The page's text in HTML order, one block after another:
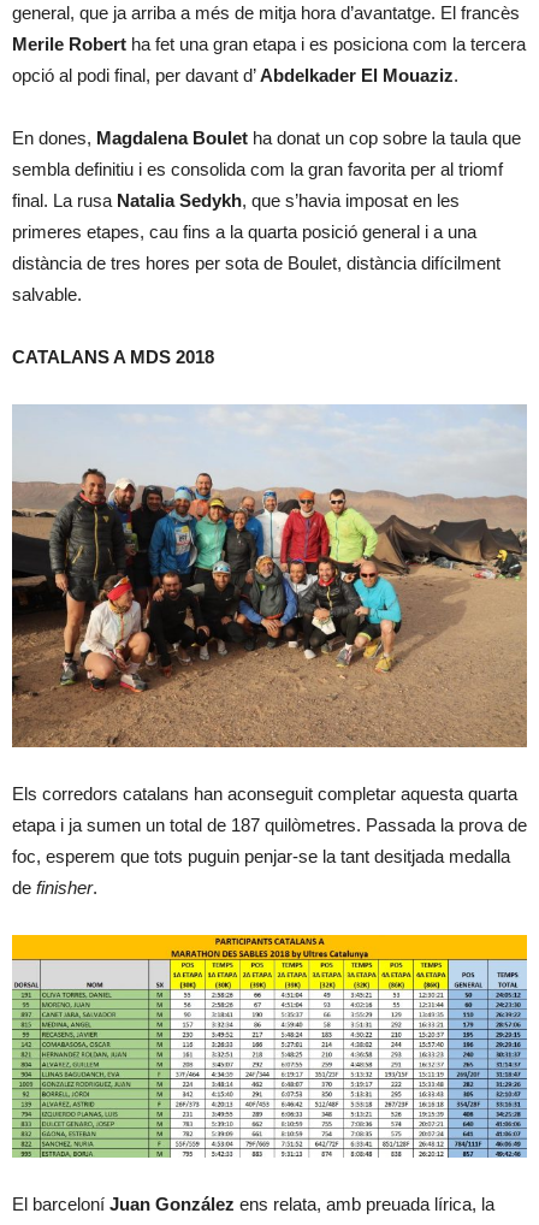
general, que ja arriba a més de mitja hora d’avantatge. El francès
Merile Robert ha fet una gran etapa i es posiciona com la tercera
opció al podi final, per davant d’Abdelkader El Mouaziz.
En dones, Magdalena Boulet ha donat un cop sobre la taula que
sembla definitiu i es consolida com la gran favorita per al triomf
final. La rusa Natalia Sedykh, que s’havia imposat en les
primeres etapes, cau fins a la quarta posició general i a una
distància de tres hores per sota de Boulet, distància difícilment
salvable.
CATALANS A MDS 2018
Els corredors catalans han aconseguit completar aquesta quarta
etapa i ja sumen un total de 187 quilòmetres. Passada la prova de
foc, esperem que tots puguin penjar-se la tant desitjada medalla
de finisher.
El barceloní Juan González ens relata, amb preuada lírica, la